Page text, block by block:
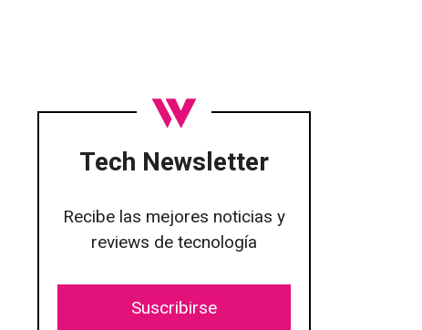
Tech Newsletter
Recibe las mejores noticias y
reviews de tecnología
Suscribirse